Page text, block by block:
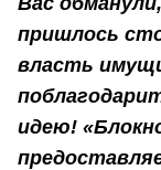
пришлось
власть
идею!